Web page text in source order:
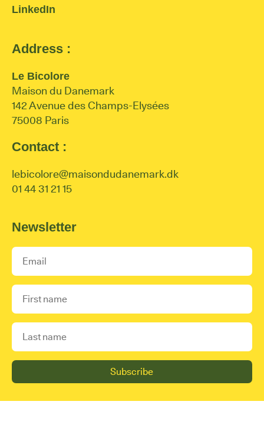
LinkedIn
Address :
Le Bicolore
Maison du Danemark
142 Avenue des Champs-Elysées
75008 Paris
Contact :
lebicolore@maisondudanemark.dk
01 44 31 21 15
Newsletter